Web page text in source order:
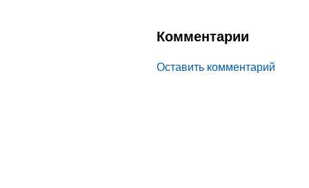
Комментарии
Оставить комментарий